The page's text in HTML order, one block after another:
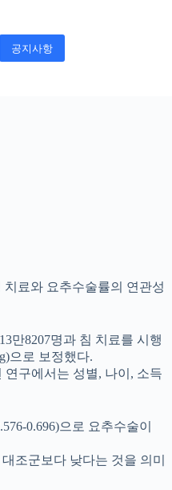
공지사항
치료와 요추수술률의 연관성
만8207명과 침 치료를 시행
으로 보정했다.
구에서는 성별, 나이, 소득
0.696)으로 요추수술이
조군보다 낮다는 것을 의미